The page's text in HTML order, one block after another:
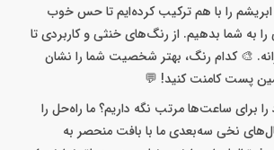
را با هم ترکیب کرده‌ایم تا حس خوب
به شما بدهیم. از رنگ‌های خنثی و کاربردی تا
🎨 کدام رنگ، بهتر شخصیت شما را نشان
پست کامنت کنید! 💬
برای ساعت‌ها مرتب نگه داریم؟ ما راه‌حل را
نخی سه‌بعدی ما با بافت منحصر به